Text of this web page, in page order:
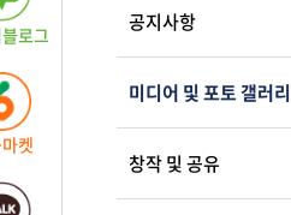
로그
켓
공지사항
미디어 및 포토 갤러리
창작 및 공유